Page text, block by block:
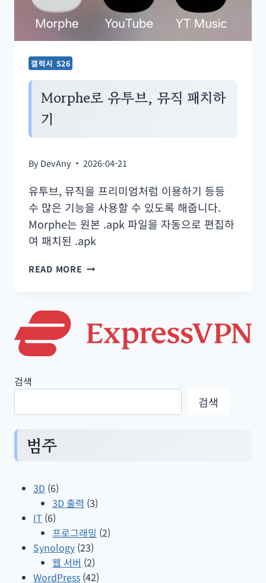
갤럭시 S26
Morphe로 유투브, 뮤직 패치하
기
ByDevAny 2026-04-21
유투브, 뮤직을 프리미엄처럼 이용하기 등등
수 많은 기능을 사용할 수 있도록 해줍니다.
Morphe는 원본 .apk 파일을 자동으로 편집하
여 패치된 .apk
READ MORE MORPHE
브,
하
검색
검색
범주
3D (6)
3D 출력 (3)
IT (6)
프로그래밍 (2)
Synology (23)
웹 서버 (2)
WordPress (42)